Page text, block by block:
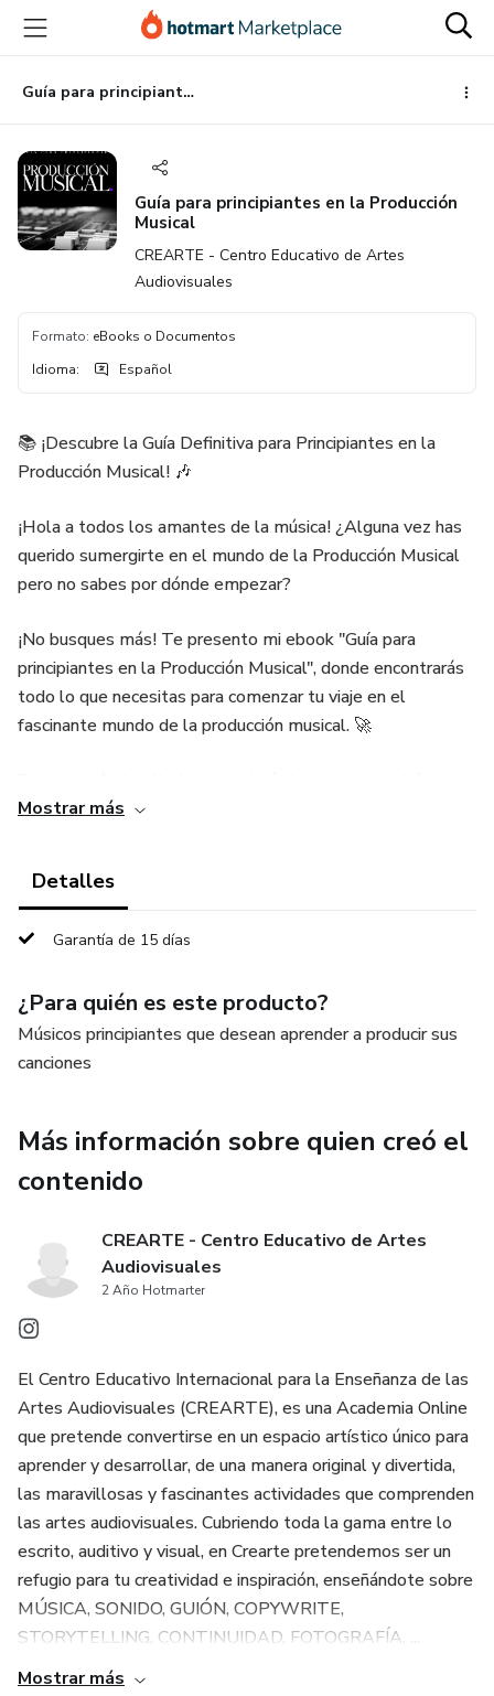
principal
página
de
página
Guía para principiantes en la Producción Musical
Guía para principiantes en la Producción
Musical
CREARTE - Centro Educativo de Artes
Audiovisuales
Formato: eBooks o Documentos
Idioma: Español
📚 ¡Descubre la Guía Definitiva para Principiantes en la
Producción Musical! 🎶
¡Hola a todos los amantes de la música! ¿Alguna vez has
querido sumergirte en el mundo de la Producción Musical
pero no sabes por dónde empezar?
¡No busques más! Te presento mi ebook "Guía para
principiantes en la Producción Musical", donde encontrarás
todo lo que necesitas para comenzar tu viaje en el
fascinante mundo de la producción musical. 🚀
de la Producción Musical, desde la configuración de tu
vida a tus ideas musicales. 🎵
¡Descárgalo y comienza tu viaje hoy mismo! No te pierdas
Producción Musical. ¡Descarga tu copia ahora y haz realidad
tus sueños musicales! 🎧✨
Mostrar más
Detalles
Garantía de 15 días
¿Para quién es este producto?
Músicos principiantes que desean aprender a producir sus
canciones
Más información sobre quien creó el
contenido
CREARTE - Centro Educativo de Artes
Audiovisuales
2 Año Hotmarter
El Centro Educativo Internacional para la Enseñanza de las
Artes Audiovisuales (CREARTE), es una Academia Online
que pretende convertirse en un espacio artístico único para
aprender y desarrollar, de una manera original y divertida,
las maravillosas y fascinantes actividades que comprenden
las artes audiovisuales. Cubriendo toda la gama entre lo
escrito, auditivo y visual, en Crearte pretendemos ser un
refugio para tu creatividad e inspiración, enseñándote sobre
MÚSICA, SONIDO, GUIÓN, COPYWRITE,
STORYTELLING, CONTINUIDAD, FOTOGRAFÍA, ...
Mostrar más